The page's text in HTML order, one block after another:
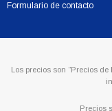
Formulario de contacto
Los precios son “Precios
Precios